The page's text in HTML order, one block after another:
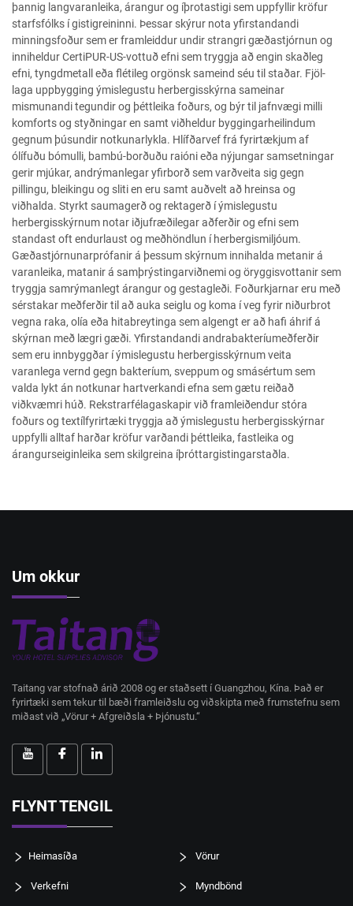
þannig langvaranleika, árangur og íþrotastigi sem uppfyllir kröfur
starfsfólks í gistigreininni. Þessar skýrur nota yfirstandandi
minningsfoður sem er framleiddur undir strangri gæðastjórnun og
inniheldur CertiPUR-US-vottuð efni sem tryggja að engin skaðleg
efni, tyngdmetall eða flétileg orgönsk sameind séu til staðar. Fjöl-
laga uppbygging ýmislegustu herbergisskýrna sameinar
mismunandi tegundir og þéttleika foðurs, og býr til jafnvægi milli
komforts og styðningar en samt viðheldur byggingarheilindum
gegnum þúsundir notkunarlykla. Hlífðarvef frá fyrirtækjum af
ólífuðu bómulli, bambú-borðuðu raióni eða nýjungar samsetningar
gerir mjúkar, andrýmanlegar yfirborð sem varðveita sig gegn
pillingu, bleikingu og sliti en eru samt auðvelt að hreinsa og
viðhalda. Styrkt saumagerð og rektagerð í ýmislegustu
herbergisskýrnum notar iðjufræðilegar aðferðir og efni sem
standast oft endurlaust og meðhöndlun í herbergismiljóum.
Gæðastjórnunarprófanir á þessum skýrnum innihalda metanir á
varanleika, matanir á samþrýstingarviðnemi og öryggisvottanir sem
tryggja samrýmanlegt árangur og gestagleði. Foðurkjarnar eru með
sérstakar meðferðir til að auka seiglu og koma í veg fyrir niðurbrot
vegna raka, olía eða hitabreytinga sem algengt er að hafi áhrif á
skýrnan með lægri gæði. Yfirstandandi andrabakteríumeðferðir
sem eru innbyggðar í ýmislegustu herbergisskýrnum veita
varanlega vernd gegn bakteríum, sveppum og smásértum sem
valda lykt án notkunar hartverkandi efna sem gætu reiðað
viðkvæmri húð. Rekstrarfélagaskapir við framleiðendur stóra
foðurs og textílfyrirtæki tryggja að ýmislegustu herbergisskýrnar
uppfylli alltaf harðar kröfur varðandi þéttleika, fastleika og
árangurseiginleika sem skilgreina íþróttargistingarstaðla.
Um okkur
Taitang var stofnað árið 2008 og er staðsett í Guangzhou, Kína. Það er
fyrirtæki sem tekur til bæði framleiðslu og viðskipta með frumstefnu sem
miðast við „Vörur + Afgreiðsla + Þjónustu.“
FLYNT TENGIL
Heimasíða Vörur
Verkefni Myndbönd